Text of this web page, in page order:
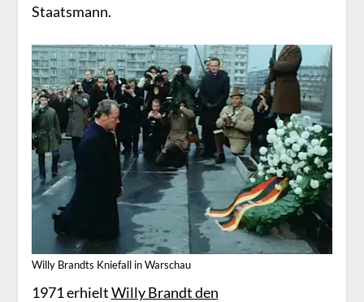
Staatsmann.
Willy Brandts Kniefall in Warschau
1971 erhieltWilly Brandt den